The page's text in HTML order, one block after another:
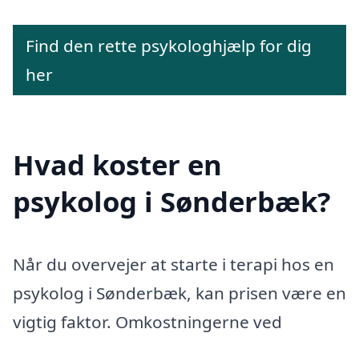
Find den rette psykologhjælp for dig
her
Hvad koster en
psykolog i Sønderbæk?
Når du overvejer at starte i terapi hos en
psykolog i Sønderbæk, kan prisen være en
vigtig faktor. Omkostningerne ved